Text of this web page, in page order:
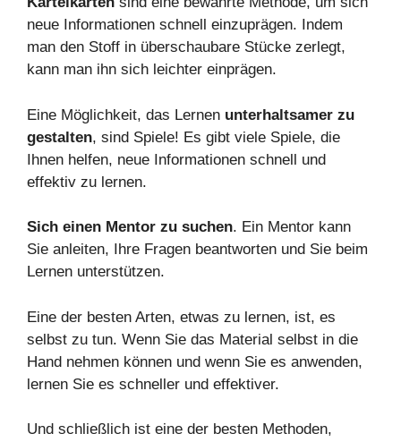
neue Informationen schnell einzuprägen. Indem
man den Stoff in überschaubare Stücke zerlegt,
kann man ihn sich leichter einprägen.
Eine Möglichkeit, das Lernen unterhaltsamer zu
gestalten, sind Spiele! Es gibt viele Spiele, die
Ihnen helfen, neue Informationen schnell und
effektiv zu lernen.
Sich einen Mentor zu suchen. Ein Mentor kann
Sie anleiten, Ihre Fragen beantworten und Sie beim
Lernen unterstützen.
Eine der besten Arten, etwas zu lernen, ist, es
selbst zu tun. Wenn Sie das Material selbst in die
Hand nehmen können und wenn Sie es anwenden,
lernen Sie es schneller und effektiver.
Und schließlich ist eine der besten Methoden,